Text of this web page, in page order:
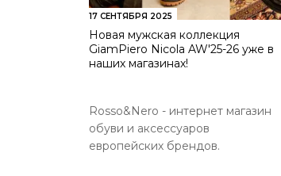
17 СЕНТЯБРЯ 2025
Новая мужская коллекция
GiamPiero Nicola AW'25-26 уже в
наших магазинах!
Rosso&Nero - интернет магазин
обуви и аксессуаров
европейских брендов.